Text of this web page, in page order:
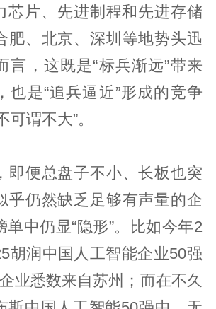
芯片、先进制程和先进存储
肥、北京、深圳等地势头迅
言，这既是“标兵渐远”带来
也是“追兵逼近”形成的竞争
可谓不大”。
即便总盘子不小、长板也突
乎仍然缺乏足够有声量的企
单中仍显“隐形”。比如今年2
胡润中国人工智能企业50强
业悉数来自苏州；而在不久